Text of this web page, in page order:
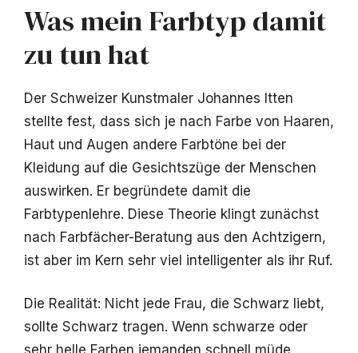
Was mein Farbtyp damit
zu tun hat
Der Schweizer Kunstmaler Johannes Itten
stellte fest, dass sich je nach Farbe von Haaren,
Haut und Augen andere Farbtöne bei der
Kleidung auf die Gesichtszüge der Menschen
auswirken. Er begründete damit die
Farbtypenlehre. Diese Theorie klingt zunächst
nach Farbfächer-Beratung aus den Achtzigern,
ist aber im Kern sehr viel intelligenter als ihr Ruf.
Die Realität: Nicht jede Frau, die Schwarz liebt,
sollte Schwarz tragen. Wenn schwarze oder